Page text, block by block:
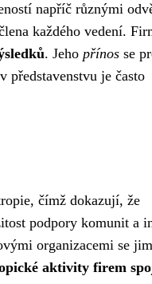
napříč různými
každého vedení.
. Jeho přínos se
představenstvu je často
čímž dokazují, že
podpory komunit a
organizacemi se
aktivity firem